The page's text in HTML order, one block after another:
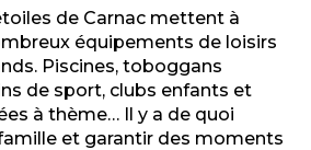
de Carnac mettent à
équipements de loisirs
Piscines, toboggans
de sport, clubs enfants et
à thème… Il y a de quoi
et garantir des moments